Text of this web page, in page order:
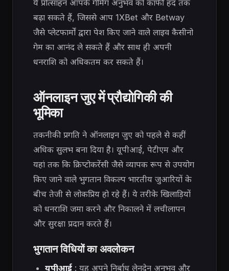
ये प्रोत्साहन आपके गेमिंग अनुभव को काफी हद तक
बढ़ा सकते हैं, जिससे आप 1XBet और Betway
जैसे प्लेटफार्मों द्वारा पेश किए जाने वाले लाइव कैसीनो
गेम का आनंद ले सकते हैं और साथ ही अपनी
धनराशि को अधिकतम कर सकते हैं।
ऑनलाइन जुए में प्रौद्योगिकी की
भूमिका
तकनीकी प्रगति ने ऑनलाइन जुए को पहले से कहीं
अधिक सुलभ बना दिया है। यूपीआई, पेटीएम और
यहां तक ​​कि क्रिप्टोकरेंसी जैसे व्यापक रूप से उपयोग
किए जाने वाले भुगतान विकल्प भारतीय जुआरियों के
बीच तेजी से लोकप्रिय हो रहे हैं। ये तरीके खिलाड़ियों
को धनराशि जमा करने और निकालने में लचीलापन
और सुरक्षा प्रदान करते हैं।
भुगतान विधियों का अवलोकन
यूपीआई: यह अपने निर्बाध लेनदेन अनुभव और